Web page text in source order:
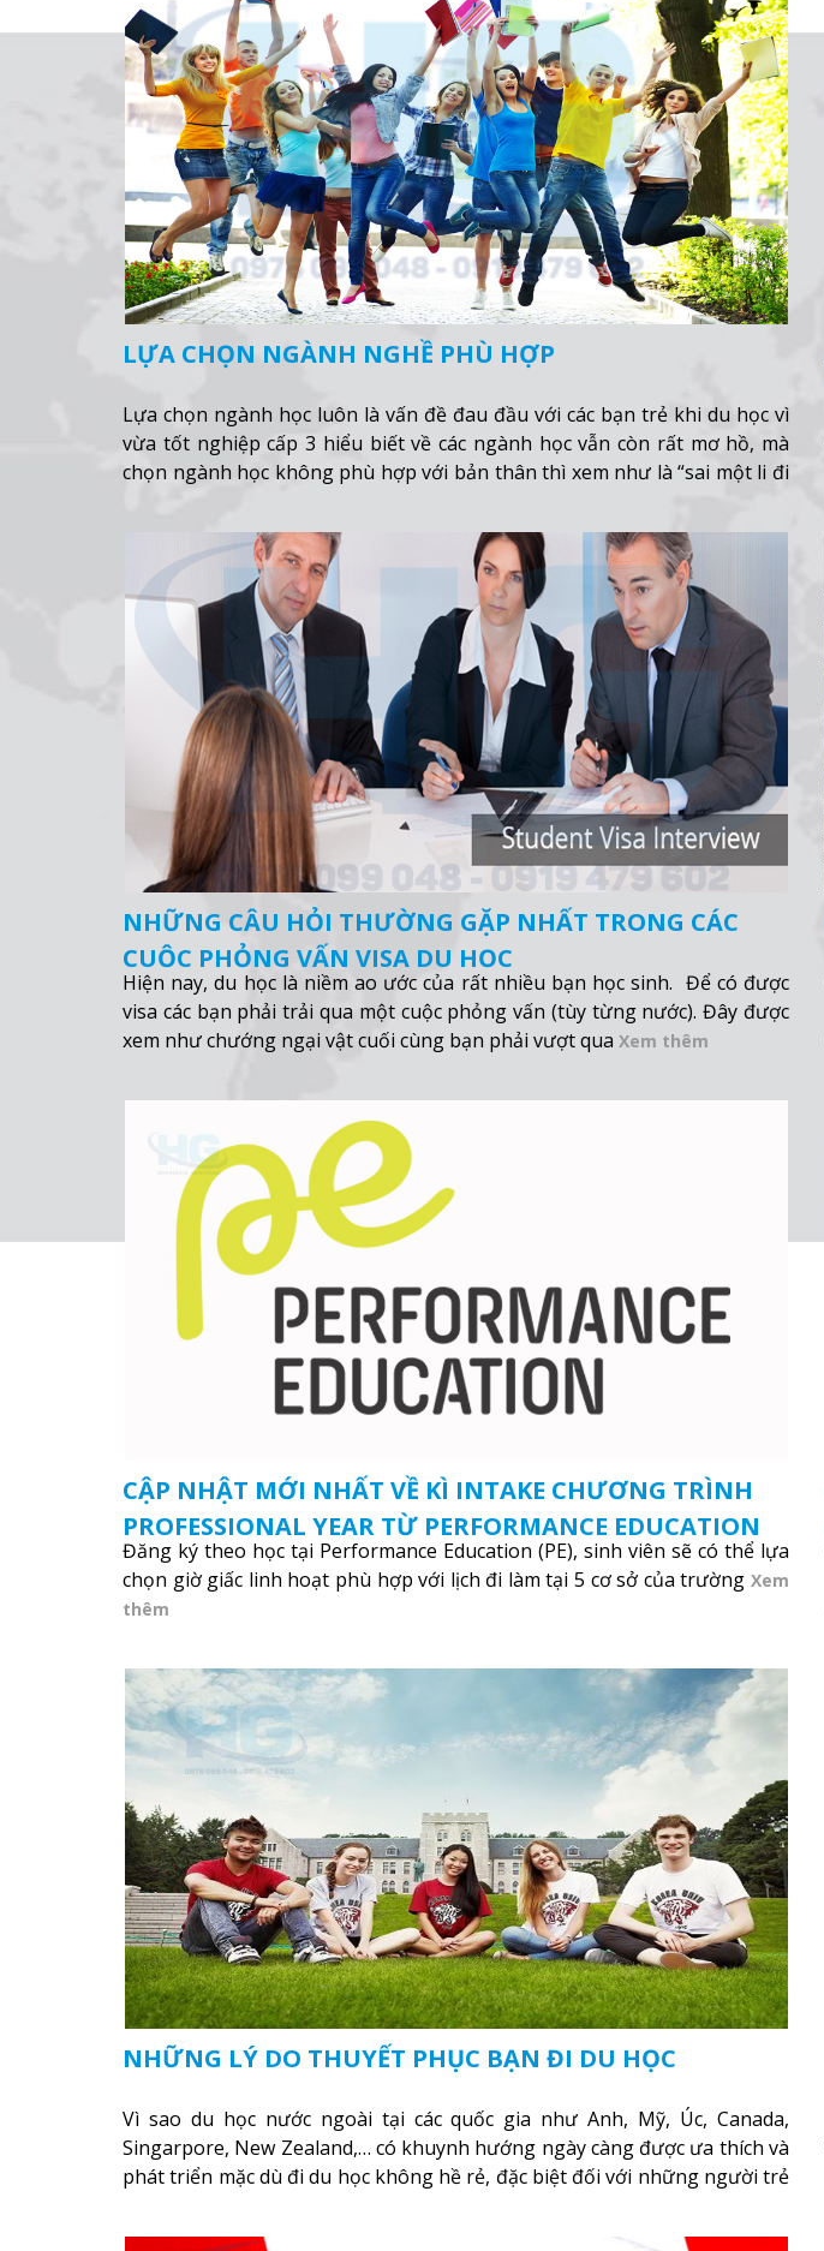
LỰA CHỌN NGÀNH NGHỀ PHÙ HỢP
Lựa chọn ngành học luôn là vấn đề đau đầu với các bạn trẻ khi du học vì
vừa tốt nghiệp cấp 3 hiểu biết về các ngành học vẫn còn rất mơ hồ, mà
chọn ngành học không phù hợp với bản thân thì xem như là “sai một li đi
NHỮNG CÂU HỎI THƯỜNG GẶP NHẤT TRONG CÁC
CUỘC PHỎNG VẤN VISA DU HỌC
Hiện nay, du học là niềm ao ước của rất nhiều bạn học sinh. Để có được
visa các bạn phải trải qua một cuộc phỏng vấn (tùy từng nước). Đây được
xem như chướng ngại vật cuối cùng bạn phải vượt qua Xem thêm
CẬP NHẬT MỚI NHẤT VỀ KÌ INTAKE CHƯƠNG TRÌNH
PROFESSIONAL YEAR TỪ PERFORMANCE EDUCATION
(PE)
Đăng ký theo học tại Performance Education (PE), sinh viên sẽ có thể lựa
chọn giờ giấc linh hoạt phù hợp với lịch đi làm tại 5 cơ sở của trường Xem
thêm
NHỮNG LÝ DO THUYẾT PHỤC BẠN ĐI DU HỌC
Vì sao du học nước ngoài tại các quốc gia như Anh, Mỹ, Úc, Canada,
Singarpore, New Zealand,… có khuynh hướng ngày càng được ưa thích và
phát triển mặc dù đi du học không hề rẻ, đặc biệt đối với những người trẻ